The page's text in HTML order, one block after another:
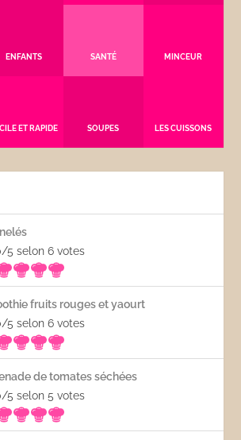
ENFANTS SANTÉ MINCEUR
ET RAPIDE SOUPES LES CUISSONS
/5 selon 6votes
fruits rouges et yaourt
/5 selon 6votes
de tomates séchées
/5 selon 5votes